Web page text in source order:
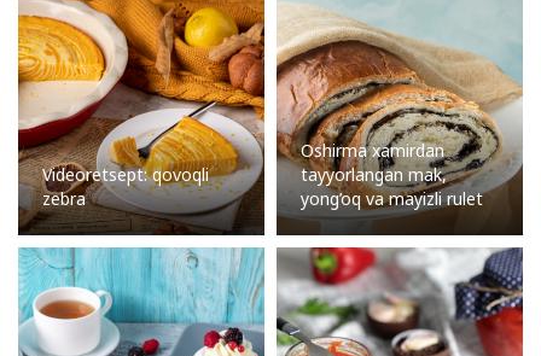
Videoretsept: qovoqli
zebra
Oshirma xamirdan
tayyorlangan mak,
yong’oq va mayizli rulet